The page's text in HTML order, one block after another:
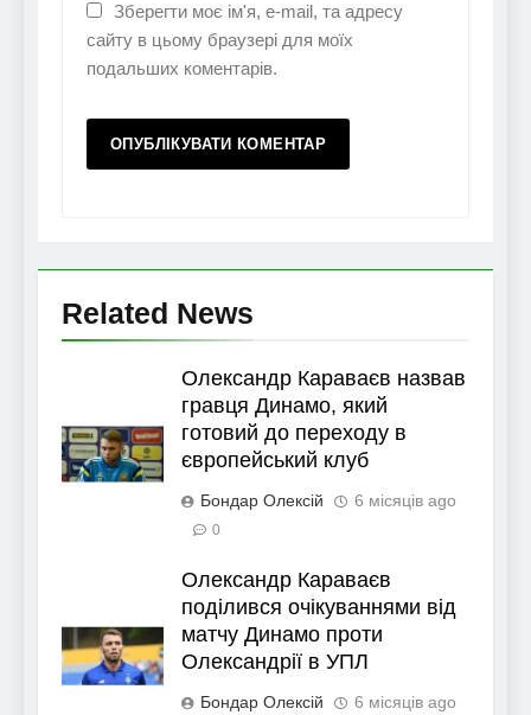
Зберегти моє ім'я, e-mail, та адресу
сайту в цьому браузері для моїх
подальших коментарів.
Related News
Олександр Караваєв назвав
гравця Динамо, який
готовий до переходу в
європейський клуб
Бондар Олексій 6 місяців ago
0
Олександр Караваєв
поділився очікуваннями від
матчу Динамо проти
Олександрії в УПЛ
Бондар Олексій 6 місяців ago